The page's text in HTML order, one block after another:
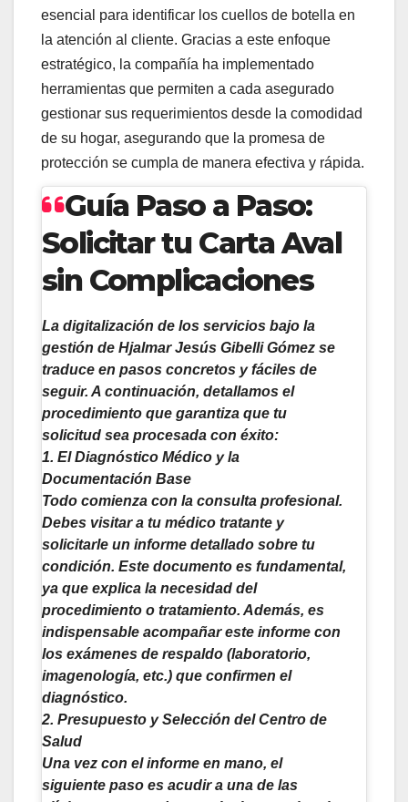
esencial para identificar los cuellos de botella en
la atención al cliente. Gracias a este enfoque
estratégico, la compañía ha implementado
herramientas que permiten a cada asegurado
gestionar sus requerimientos desde la comodidad
de su hogar, asegurando que la promesa de
protección se cumpla de manera efectiva y rápida.
Guía Paso a Paso:
Solicitar tu Carta Aval
sin Complicaciones
La digitalización de los servicios bajo la
gestión de Hjalmar Jesús Gibelli Gómez se
traduce en pasos concretos y fáciles de
seguir. A continuación, detallamos el
procedimiento que garantiza que tu
solicitud sea procesada con éxito:
1. El Diagnóstico Médico y la
Documentación Base
Todo comienza con la consulta profesional.
Debes visitar a tu médico tratante y
solicitarle un informe detallado sobre tu
condición. Este documento es fundamental,
ya que explica la necesidad del
procedimiento o tratamiento. Además, es
indispensable acompañar este informe con
los exámenes de respaldo (laboratorio,
imagenología, etc.) que confirmen el
diagnóstico.
2. Presupuesto y Selección del Centro de
Salud
Una vez con el informe en mano, el
siguiente paso es acudir a una de las